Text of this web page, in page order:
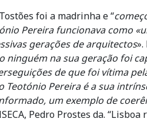
foi a madrinha e “
Pereira funcionava como
gerações de arquitectos».
ninguém na sua geração foi
de que foi vítima
Teotónio Pereira é a sua
um exemplo de
Pedro Prostes da. “Lisboa